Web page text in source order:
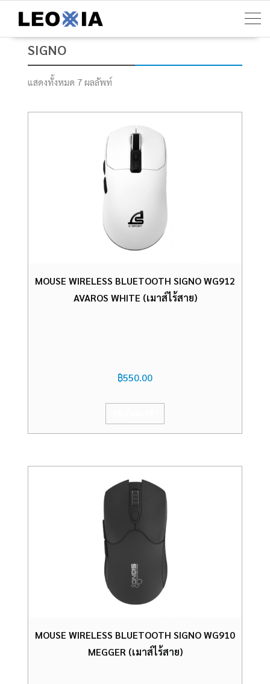
content
SIGNO
แสดงทั้งหมด 7 ผลลัพท์
MOUSE WIRELESS BLUETOOTH SIGNO WG912
AVAROS WHITE (เมาส์ไร้สาย)
฿550.00
MOUSE WIRELESS BLUETOOTH SIGNO WG910
MEGGER (เมาส์ไร้สาย)